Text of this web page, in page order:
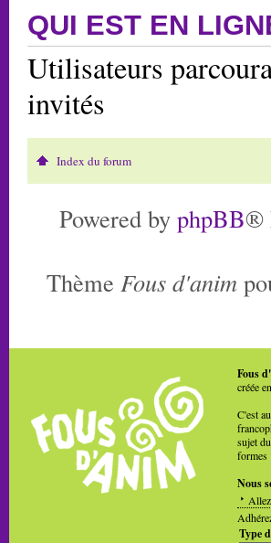
QUI EST EN
Utilisateurs
invités
Index du forum
Powered by phpBB®
Thème Fous d'anim
Fous
créée
C'est
sujet
formes
Nous
Type